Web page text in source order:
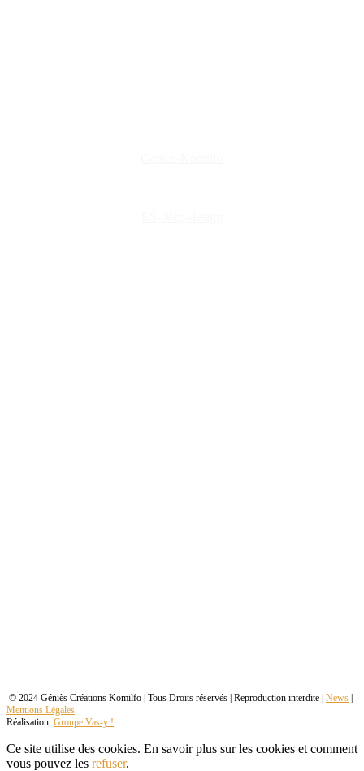
© 2024 Géniès Créations Komilfo | Tous Droits réservés | Reproduction interdite | News
Mentions Légales.
Réalisation Groupe Vas-y !
Ce site utilise des cookies. En savoir plus sur les cookies et comment
vous pouvez les refuser.